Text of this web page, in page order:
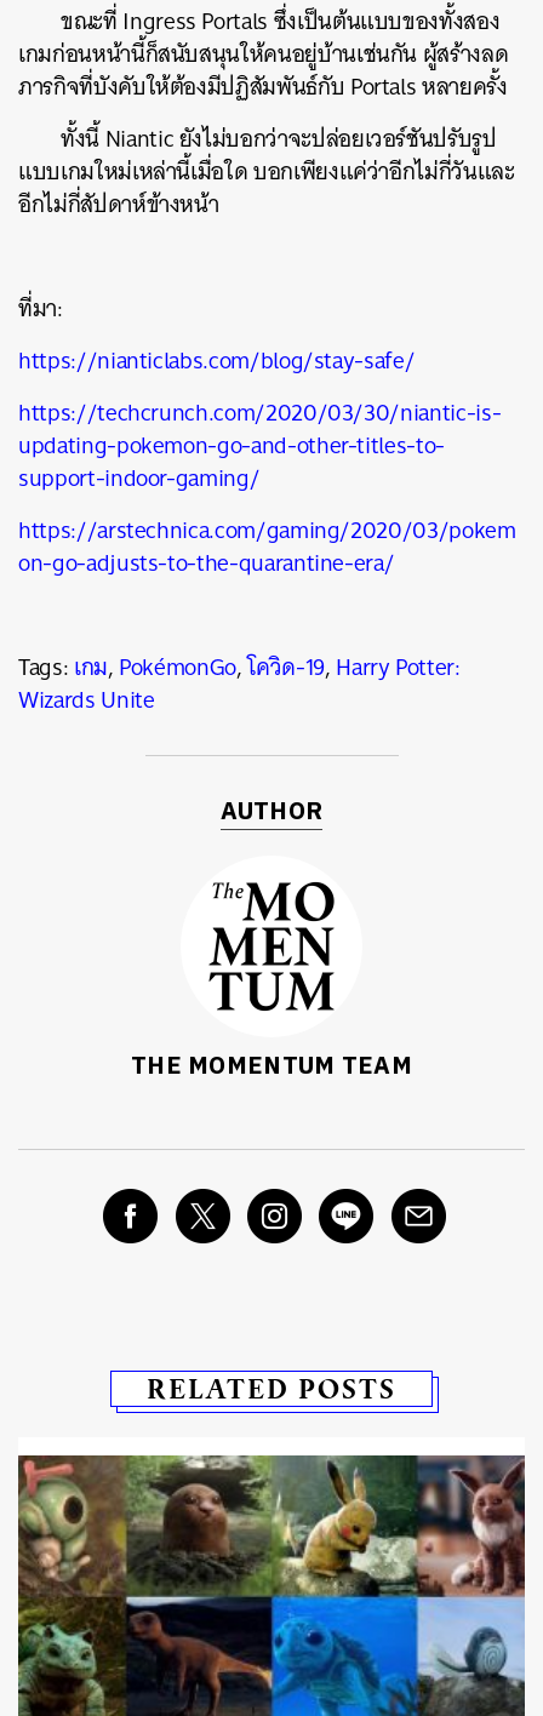
ขณะที่ Ingress Portals ซึ่งเป็นต้นแบบของทั้งสอง
เกมก่อนหน้านี้ก็สนับสนุนให้คนอยู่บ้านเช่นกัน ผู้สร้างลด
ภารกิจที่บังคับให้ต้องมีปฏิสัมพันธ์กับ Portals หลายครั้ง
ทั้งนี้ Niantic ยังไม่บอกว่าจะปล่อยเวอร์ชันปรับรูป
แบบเกมใหม่เหล่านี้เมื่อใด บอกเพียงแค่ว่าอีกไม่กี่วันและ
อีกไม่กี่สัปดาห์ข้างหน้า
ที่มา:
https://nianticlabs.com/blog/stay-safe/
https://techcrunch.com/2020/03/30/niantic-is-
updating-pokemon-go-and-other-titles-to-
support-indoor-gaming/
https://arstechnica.com/gaming/2020/03/pokem
on-go-adjusts-to-the-quarantine-era/
Tags:เกม,PokémonGo,โควิด-19,Harry Potter:
Wizards Unite
AUTHOR
THE MOMENTUM TEAM
RELATED POSTS